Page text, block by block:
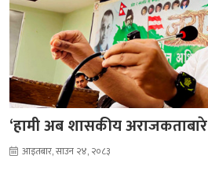
‘हामी अब शासकीय अराजकताबारे
आइतबार, साउन २४, २०८३